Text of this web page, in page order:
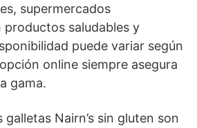
supermercados
productos saludables y
puede variar según
online siempre asegura
gama.
galletas Nairn’s sin gluten son